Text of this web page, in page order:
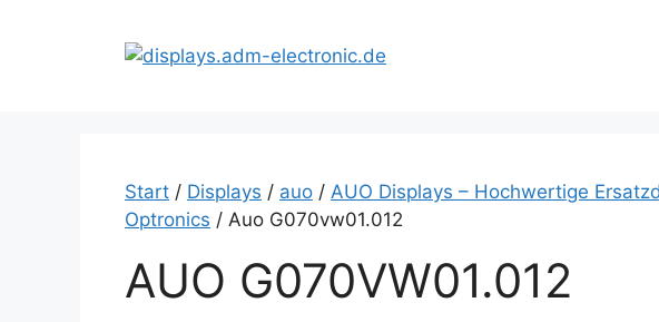
Start / Displays / auo / AUO Displays – Hochwertige
Optronics / Auo G070vw01.012
AUO G070VW01.012